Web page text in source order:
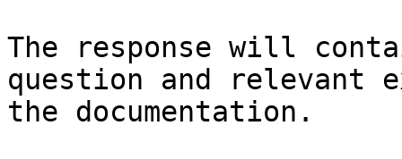
The response will
question and relevant
the documentation.